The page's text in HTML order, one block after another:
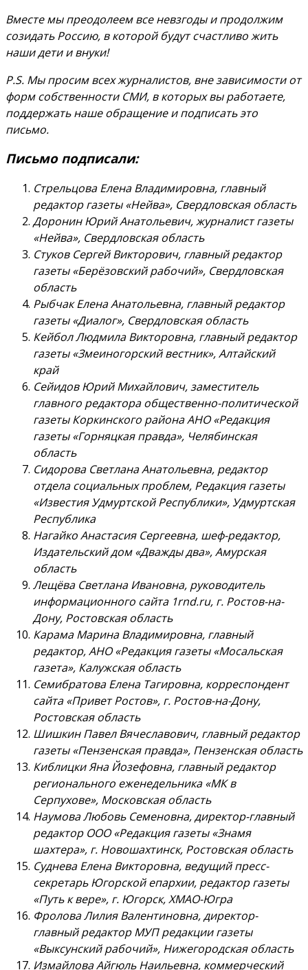
Вместе мы преодолеем все невзгоды и продолжим
созидать Россию, в которой будут счастливо жить
наши дети и внуки!
P.S. Мы просим всех журналистов, вне зависимости от
форм собственности СМИ, в которых вы работаете,
поддержать наше обращение и подписать это
письмо.
Письмо подписали:
Стрельцова Елена Владимировна, главный
редактор газеты «Нейва», Свердловская область
Доронин Юрий Анатольевич, журналист газеты
«Нейва», Свердловская область
Стуков Сергей Викторович, главный редактор
газеты «Берёзовский рабочий», Свердловская
область
Рыбчак Елена Анатольевна, главный редактор
газеты «Диалог», Свердловская область
Кейбол Людмила Викторовна, главный редактор
газеты «Змеиногорский вестник», Алтайский
край
Сейидов Юрий Михайлович, заместитель
главного редактора общественно-политической
газеты Коркинского района АНО «Редакция
газеты «Горняцкая правда», Челябинская
область
Сидорова Светлана Анатольевна, редактор
отдела социальных проблем, Редакция газеты
«Известия Удмуртской Республики», Удмуртская
Республика
Нагайко Анастасия Сергеевна, шеф-редактор,
Издательский дом «Дважды два», Амурская
область
Лещёва Светлана Ивановна, руководитель
информационного сайта 1rnd.ru, г. Ростов-на-
Дону, Ростовская область
Карама Марина Владимировна, главный
редактор, АНО «Редакция газеты «Мосальская
газета», Калужская область
Семибратова Елена Тагировна, корреспондент
сайта «Привет Ростов», г. Ростов-на-Дону,
Ростовская область
Шишкин Павел Вячеславович, главный редактор
газеты «Пензенская правда», Пензенская область
Киблицки Яна Йозефовна, главный редактор
регионального еженедельника «МК в
Серпухове», Московская область
Наумова Любовь Семеновна, директор-главный
редактор ООО «Редакция газеты «Знамя
шахтера», г. Новошахтинск, Ростовская область
Cуднева Елена Викторовна, ведущий пресс-
секретарь Югорской епархии, редактор газеты
«Путь к вере», г. Югорск, ХМАО-Югра
Фролова Лилия Валентиновна, директор-
главный редактор МУП редакции газеты
«Выксунский рабочий», Нижегородская область
Измайлова Айгюль Наильевна, коммерческий